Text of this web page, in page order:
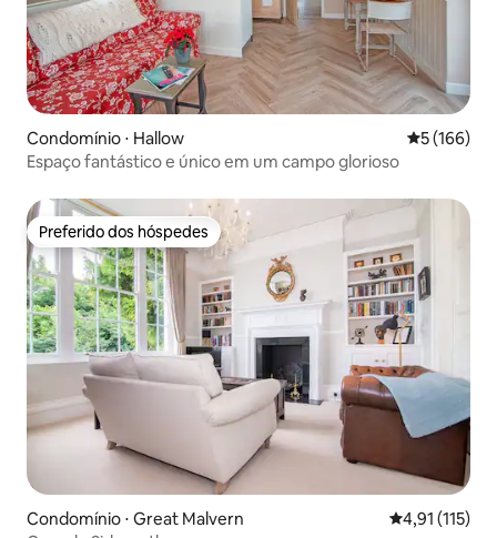
Condomínio ⋅ Hallow 5 de uma
5 (166)
Espaço fantástico e único em um campo glorioso
Preferido dos hóspedes
Preferido dos hóspedes
Condomínio ⋅ Great Malvern 4,91 de uma
4,91 (115)